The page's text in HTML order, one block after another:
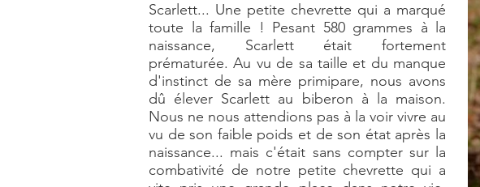
Scarlett... Une petite chevrette qui a marqué
toute la famille ! Pesant 580 grammes à la
naissance, Scarlett était fortement
prématurée. Au vu de sa taille et du manque
d'instinct de sa mère primipare, nous avons
dû élever Scarlett au biberon à la maison.
Nous ne nous attendions pas à la voir vivre au
vu de son faible poids et de son état après la
naissance... mais c'était sans compter sur la
combativité de notre petite chevrette qui a